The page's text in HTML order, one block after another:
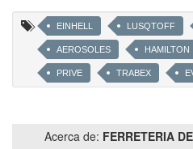
EINHELL LUSQTOFF
AEROSOLES HAMILTON
PRIVE TRABEX
ENERGIZER INTERELEC
Acerca de: FERRETERIA